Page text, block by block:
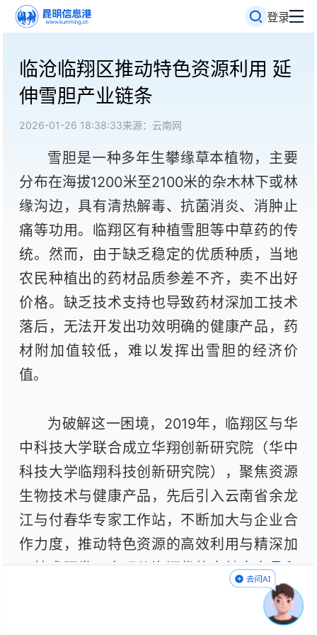
登录
临沧临翔区推动特色资源利用 延
伸雪胆产业链条
2026-01-26 18:38:33来源：云南网
雪胆是一种多年生攀缘草本植物，主要
分布在海拔1200米至2100米的杂木林下或林
缘沟边，具有清热解毒、抗菌消炎、消肿止
痛等功用。临翔区有种植雪胆等中草药的传
统。然而，由于缺乏稳定的优质种质，当地
农民种植出的药材品质参差不齐，卖不出好
价格。缺乏技术支持也导致药材深加工技术
落后，无法开发出功效明确的健康产品，药
材附加值较低，难以发挥出雪胆的经济价
值。
为破解这一困境，2019年，临翔区与华
中科技大学联合成立华翔创新研究院（华中
科技大学临翔科技创新研究院），聚焦资源
生物技术与健康产品，先后引入云南省余龙
江与付春华专家工作站，不断加大与企业合
作力度，推动特色资源的高效利用与精深加
工技术研发，实现从资源优势向健康产品和